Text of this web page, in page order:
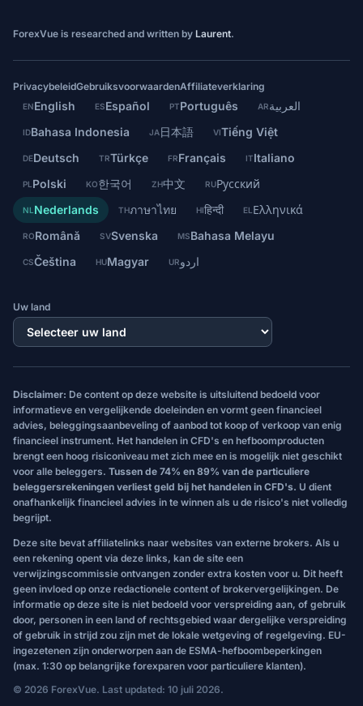
ForexVue is researched and written by Laurent.
PrivacybeleidGebruiksvoorwaardenAffiliateverklaring
ENEnglish ESEspañol PTPortuguês ARالعربية
IDBahasa Indonesia JA日本語 VITiếng Việt
DEDeutsch TRTürkçe FRFrançais ITItaliano
PL Polski KO한국어 ZH中文 RUРусский
NL Nederlands THภาษาไทย HIहिन्दी EL Ελληνικά
RORomână SVSvenska MSBahasa Melayu
CSČeština HUMagyar URاردو
Uw land
Disclaimer: De content op deze website is uitsluitend bedoeld voor
informatieve en vergelijkende doeleinden en vormt geen financieel
advies, beleggingsaanbeveling of aanbod tot koop of verkoop van enig
financieel instrument. Het handelen in CFD's en hefboomproducten
brengt een hoog risiconiveau met zich mee en is mogelijk niet geschikt
voor alle beleggers. Tussen de 74% en 89% van de particuliere
beleggersrekeningen verliest geld bij het handelen in CFD's. U dient
onafhankelijk financieel advies in te winnen als u de risico's niet volledig
begrijpt.
Deze site bevat affiliatelinks naar websites van externe brokers. Als u
een rekening opent via deze links, kan de site een
verwijzingscommissie ontvangen zonder extra kosten voor u. Dit heeft
geen invloed op onze redactionele content of brokervergelijkingen. De
informatie op deze site is niet bedoeld voor verspreiding aan, of gebruik
door, personen in een land of rechtsgebied waar dergelijke verspreiding
of gebruik in strijd zou zijn met de lokale wetgeving of regelgeving. EU-
ingezetenen zijn onderworpen aan de ESMA-hefboombeperkingen
(max. 1:30 op belangrijke forexparen voor particuliere klanten).
© 2026 ForexVue. Last updated: 10 juli 2026.